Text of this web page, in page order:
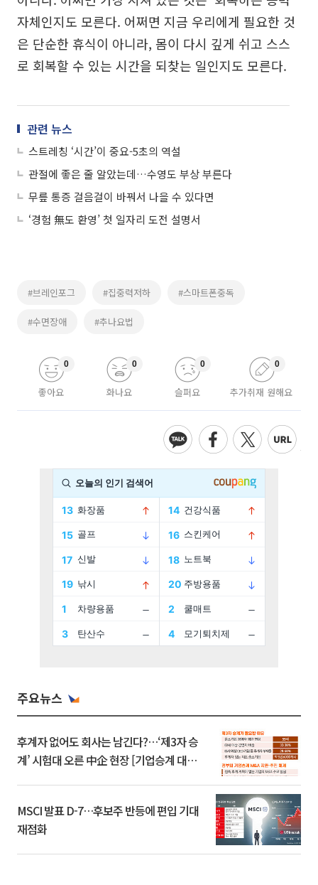
자체인지도 모른다. 어쩌면 지금 우리에게 필요한 것
은 단순한 휴식이 아니라, 몸이 다시 깊게 쉬고 스스
로 회복할 수 있는 시간을 되찾는 일인지도 모른다.
관련 뉴스
스트레칭 ‘시간’이 중요-5초의 역설
관절에 좋은 줄 알았는데…수영도 부상 부른다
무릎 통증 걸음걸이 바꿔서 나을 수 있다면
‘경험 無도 환영’ 첫 일자리 도전 설명서
#브레인포그 #집중력저하 #스마트폰중독
#수면장애 #추나요법
좋아요
0
화나요
0
슬퍼요
0
추가취재 원해요
0
주요뉴스
후계자 없어도 회사는 남긴다?…‘제3자 승
계’ 시험대 오른 中企 현장 [기업승계 대전
MSCI 발표 D-7…후보주 반등에 편입 기대
재점화